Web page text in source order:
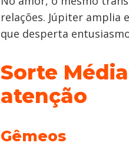
relações. Júpiter amplia
que desperta
Sorte
atenção
Gêmeos